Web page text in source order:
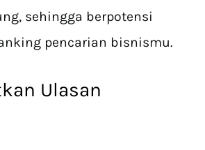
sehingga berpotensi
pencarian bisnismu.
Ulasan